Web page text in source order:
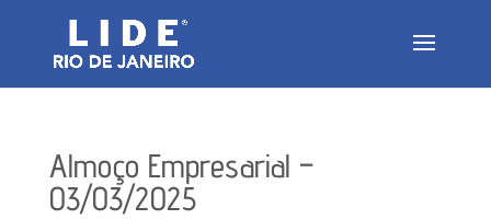
Almoço Empresarial –
03/03/2025